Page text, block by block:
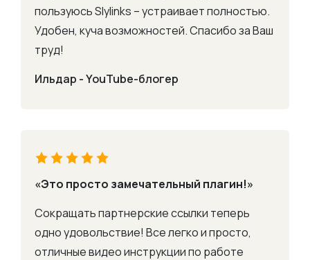
пользуюсь Slylinks – устраивает полностью.
Удобен, куча возможностей. Спасибо за Ваш
труд!
Ильдар - YouTube-блогер
«Это просто замечательный плагин!»
Сокращать партнерские ссылки теперь
одно удовольствие! Все легко и просто,
отличные видео инструкции по работе